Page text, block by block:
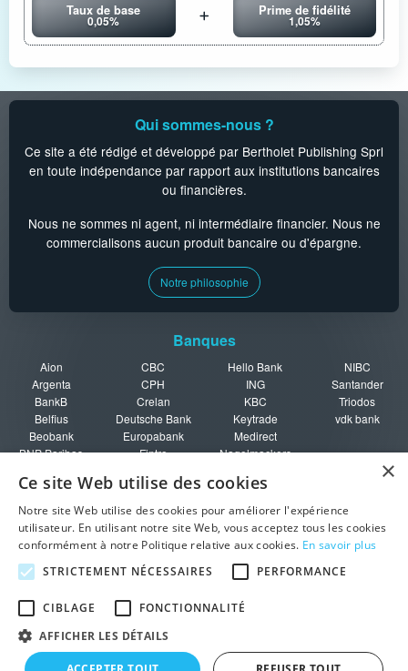
Taux de base
0,05%
Prime de fidélité
1,05%
Qui sommes-nous ?
Ce site a été rédigé et développé par Bertholet Publishing Sprl
en toute indépendance par rapport aux institutions bancaires
ou financières.
Nous ne sommes ni agent, ni intermédiaire financier. Nous ne
commercialisons aucun produit bancaire ou d'épargne.
Notre philosophie
Banques
Aion
Argenta
BankB
Belfius
Beobank
BNP Paribas
CBC
CPH
Crelan
Deutsche Bank
Europabank
Fintro
Hello Bank
ING
KBC
Keytrade
Medirect
Nagelmackers
NIBC
Santander
Triodos
vdk bank
Guide
Rating des
banques
Garanties
bancaires
Fiscalité
épargne
Pièges à éviter
Ouvrir un
compte
Doublez vos
intérêts
Fonds de
protection en
Belgique
d'épargne en Belgique grâce à notre comparateur en ligne !
A propos |FAQ|Plan du site Mentions légales|Annoncer sur ce site|
×
Ce site Web utilise des cookies
Notre site Web utilise des cookies pour améliorer l'expérience
utilisateur. En utilisant notre site Web, vous acceptez tous les cookies
conformément à notre Politique relative aux cookies. En savoir plus
STRICTEMENT NÉCESSAIRES
PERFORMANCE
CIBLAGE
FONCTIONNALITÉ
AFFICHER LES DÉTAILS